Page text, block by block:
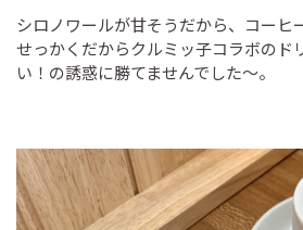
シロノワールが甘そうだから、コーヒ
せっかくだからクルミッ子コラボのド
い！の誘惑に勝てませんでした～。